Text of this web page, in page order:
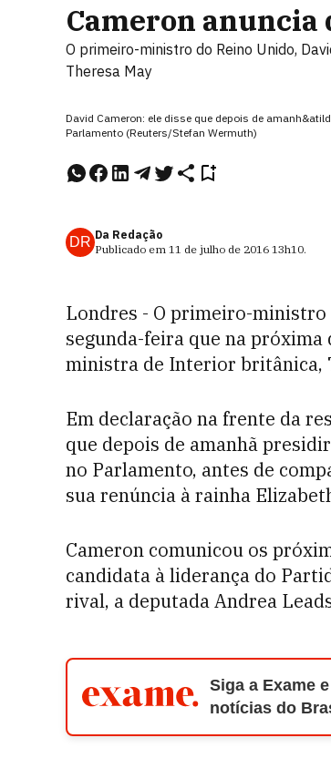
Cameron
O primeiro-ministro do Reino Unido,
Theresa May
David Cameron: ele disse que depois de
Parlamento (Reuters/Stefan Wermuth)
DR Da Redação
Publicado em 11 de julho de 2016 13h10.
Londres - O primeiro-ministro
segunda-feira que na
ministra de Interior britânica,
Em declaração na frente da
que depois de amanhã
no Parlamento, antes de
sua renúncia à rainha
Cameron comunicou os
candidata à liderança do
rival, a deputada Andrea
Siga a Exame
notícias do